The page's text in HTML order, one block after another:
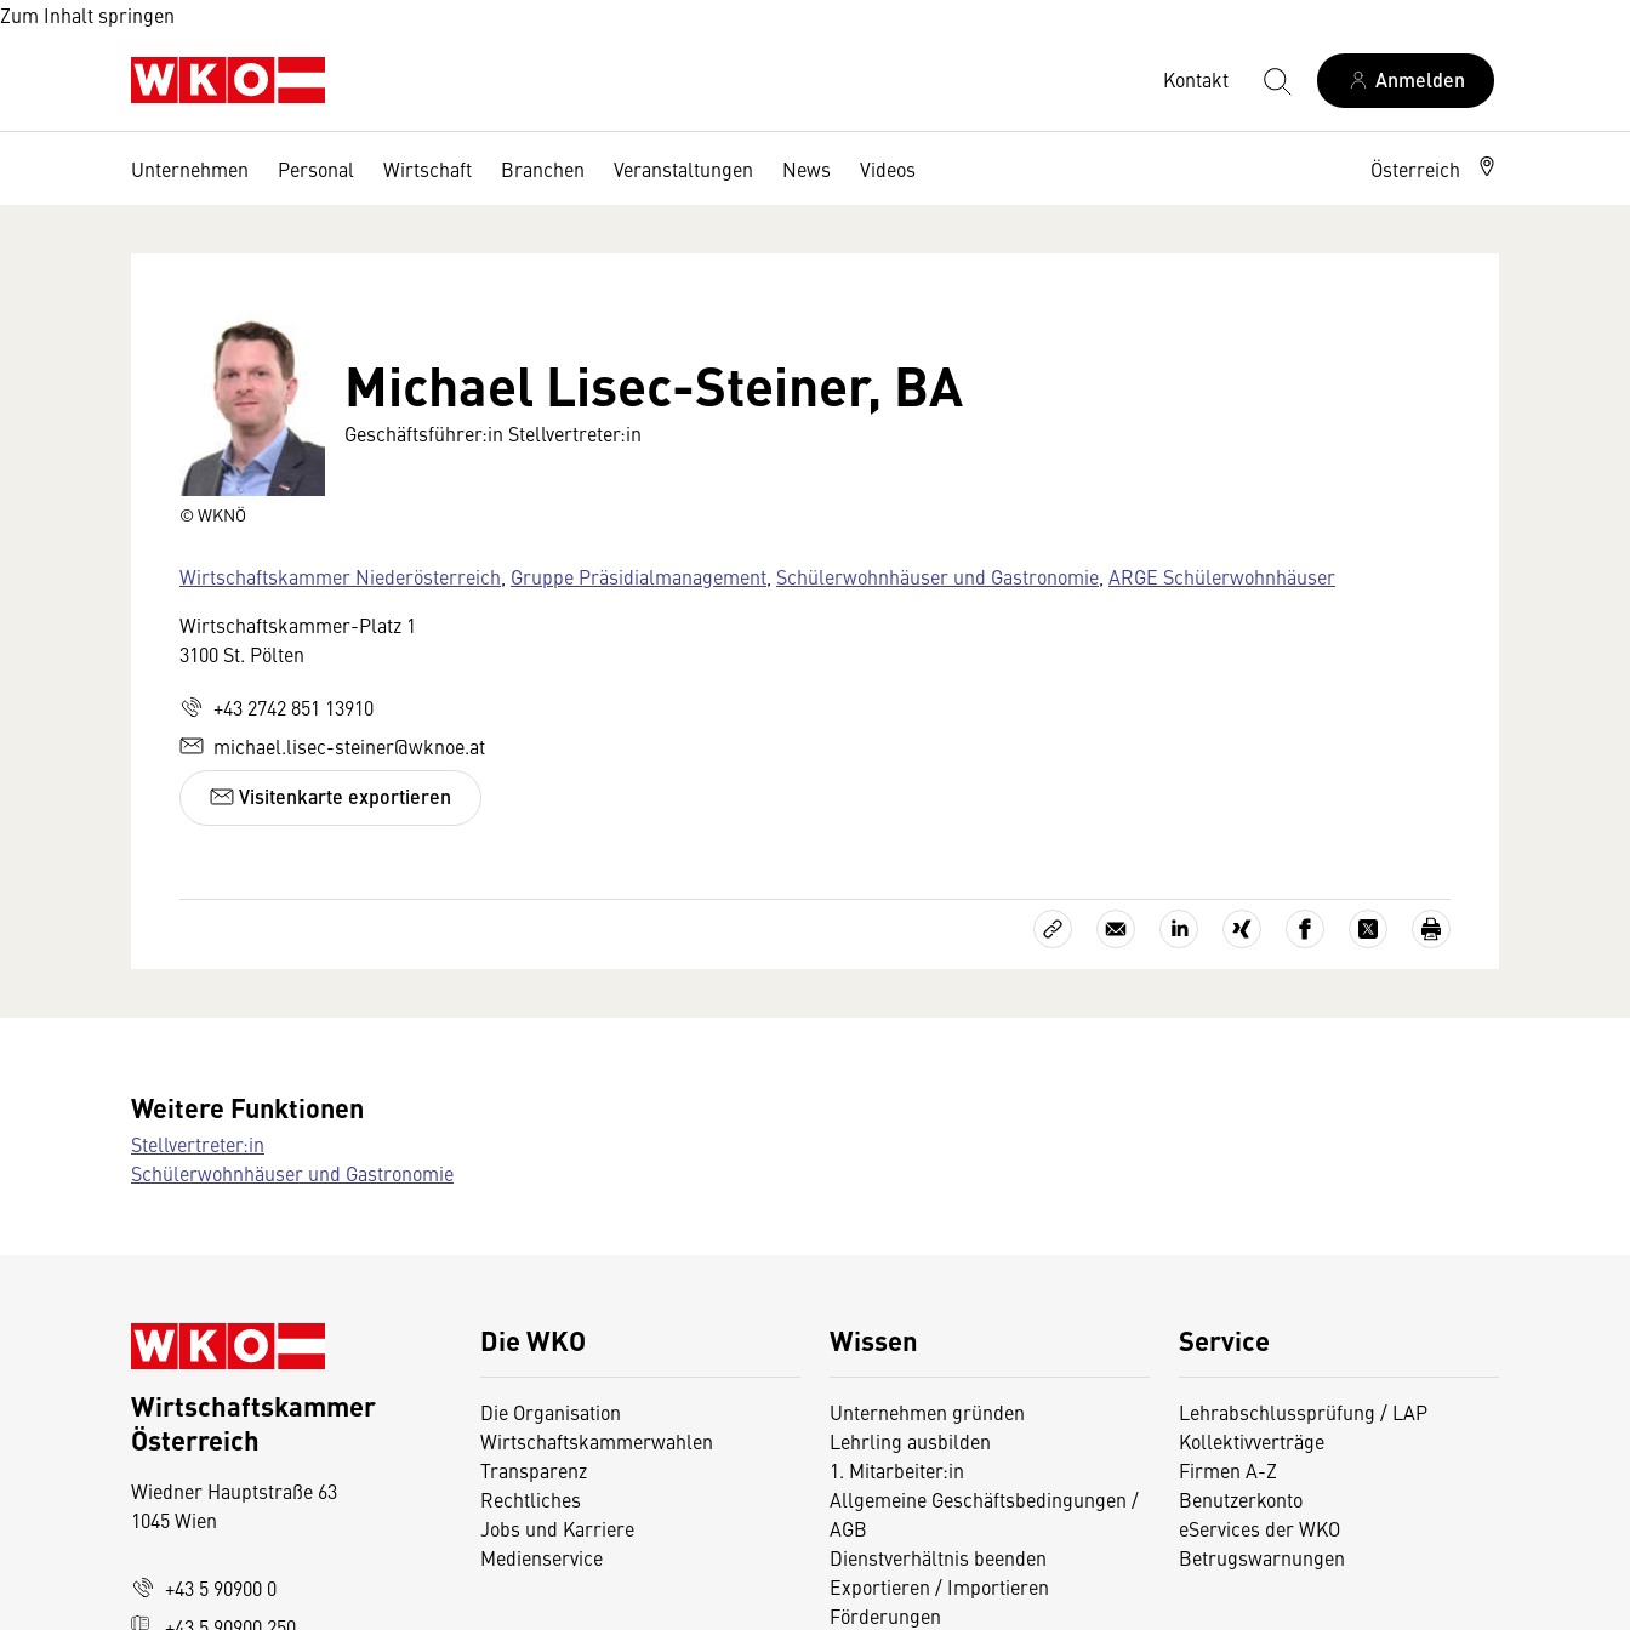
Zum Inhalt springen
Kontakt Anmelden
Unternehmen Personal Wirtschaft Branchen Veranstaltungen News Videos Österreich
© WKNÖ
Michael Lisec-Steiner, BA
Geschäftsführer:in Stellvertreter:in
Wirtschaftskammer Niederösterreich Gruppe Präsidialmanagement Schülerwohnhäuser und Gastronomie ARGE Schülerwohnhäuser
Wirtschaftskammer-Platz 1
3100 St. Pölten
+43 2742 851 13910
michael.lisec-steiner@wknoe.at
Visitenkarte exportieren
Weitere Funktionen
Stellvertreter:in
Schülerwohnhäuser und Gastronomie
Die WKO
Die Organisation
Wirtschaftskammerwahlen
Transparenz
Rechtliches
Jobs und Karriere
Medienservice
Wissen
Unternehmen gründen
Lehrling ausbilden
1. Mitarbeiter:in
Allgemeine Geschäftsbedingungen /
AGB
Dienstverhältnis beenden
Exportieren / Importieren
Förderungen
Service
Lehrabschlussprüfung / LAP
Kollektivverträge
Firmen A-Z
Benutzerkonto
eServices der WKO
Betrugswarnungen
Wirtschaftskammer
Österreich
Wiedner Hauptstraße 63
1045 Wien
+43 5 90900 0